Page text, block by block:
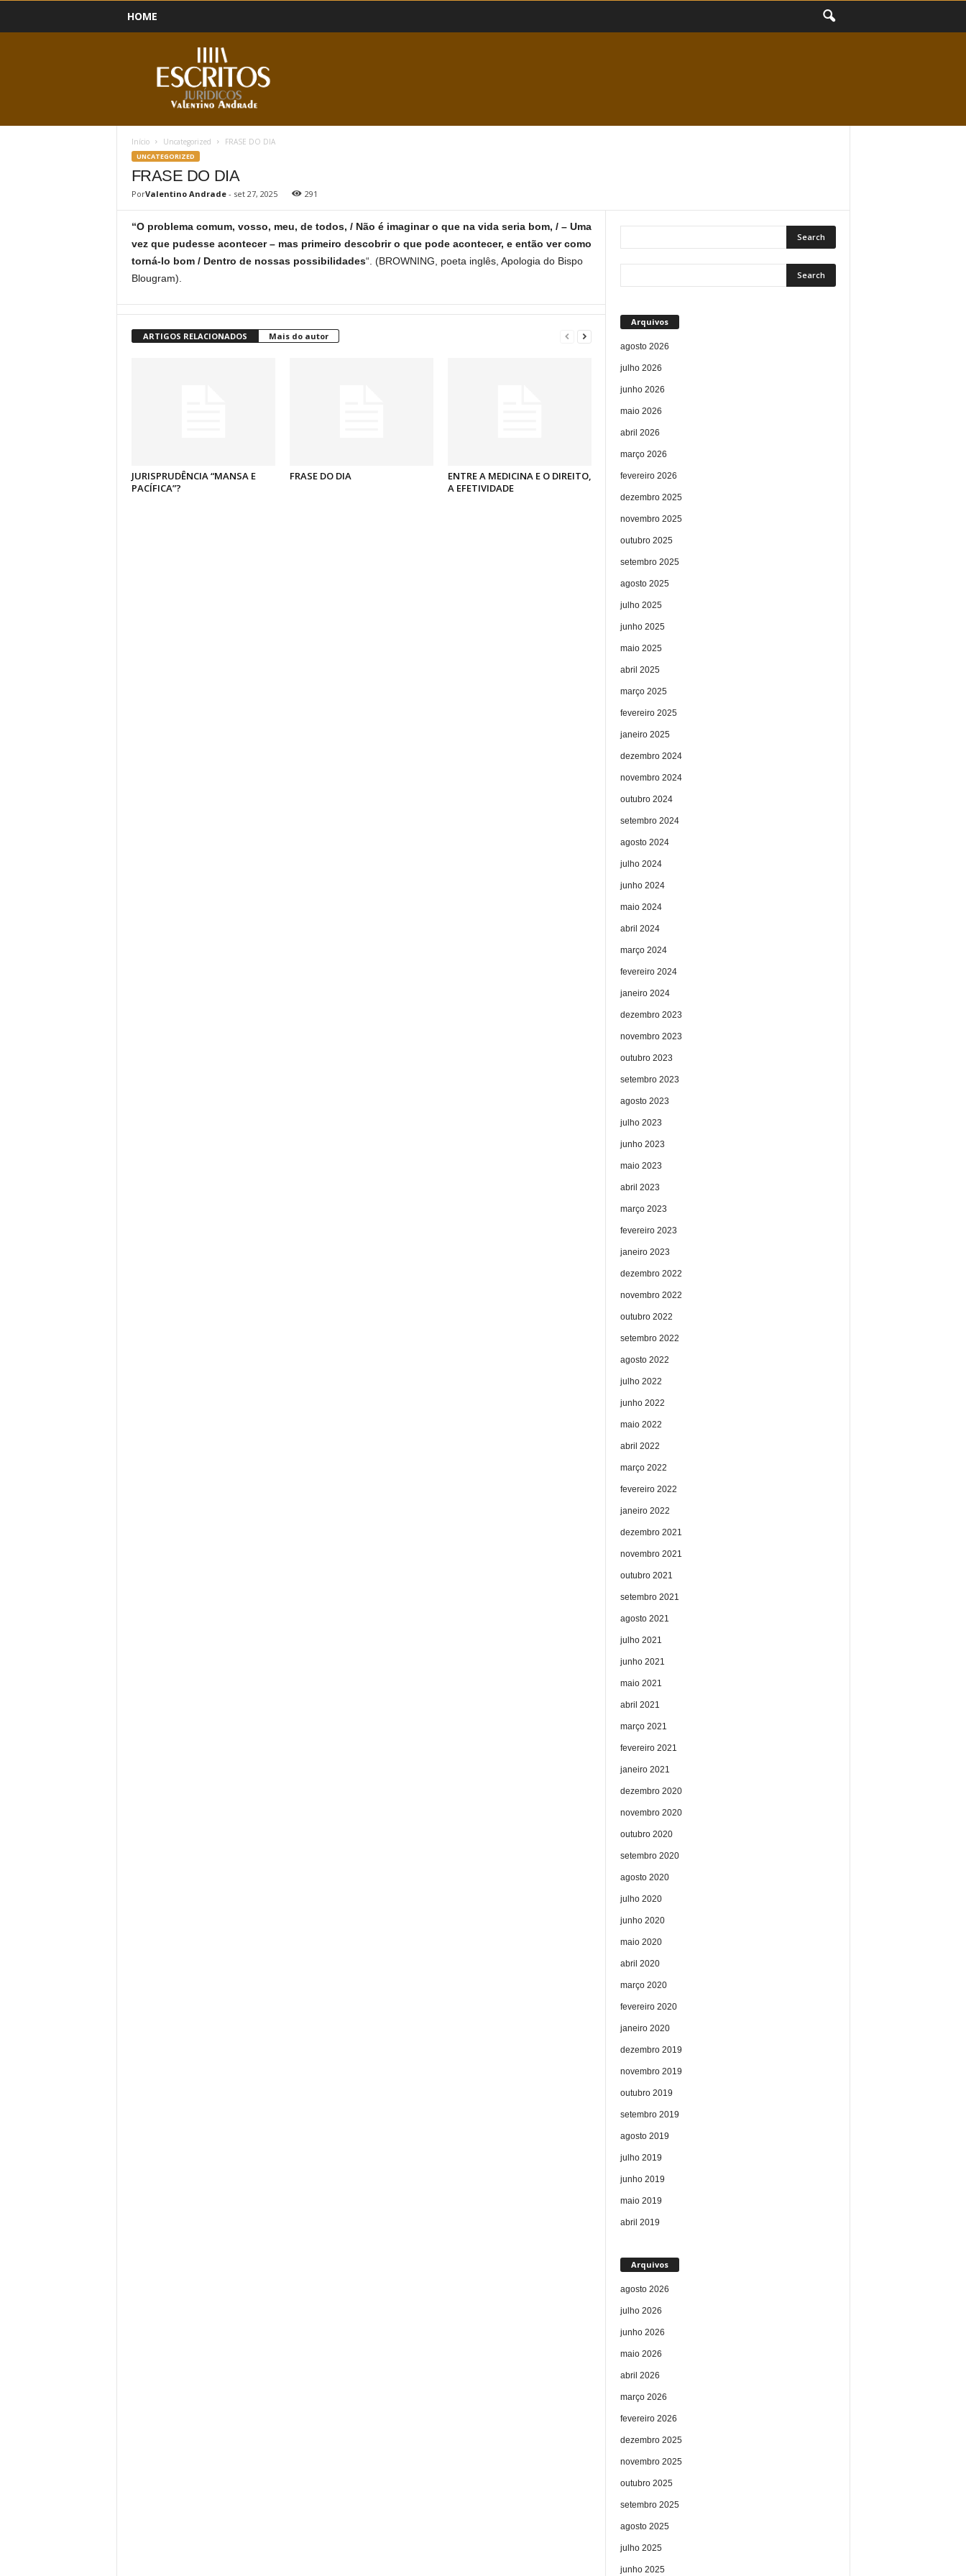
HOME
Início Uncategorized FRASE DO DIA
UNCATEGORIZED
FRASE DO DIA
PorValentino Andrade- set 27, 2025 291
“O problema comum, vosso, meu, de todos, / Não é imaginar o que na vida seria bom, / – Uma
vez que pudesse acontecer – mas primeiro descobrir o que pode acontecer, e então ver como
torná-lo bom / Dentro de nossas possibilidades“. (BROWNING, poeta inglês, Apologia do Bispo
Blougram).
ARTIGOS RELACIONADOS Mais do autor
JURISPRUDÊNCIA “MANSA E
PACÍFICA”?
FRASE DO DIA
ENTRE A MEDICINA E O DIREITO,
A EFETIVIDADE
Arquivos
agosto 2026
julho 2026
junho 2026
maio 2026
abril 2026
março 2026
fevereiro 2026
dezembro 2025
novembro 2025
outubro 2025
setembro 2025
agosto 2025
julho 2025
junho 2025
maio 2025
abril 2025
março 2025
fevereiro 2025
janeiro 2025
dezembro 2024
novembro 2024
outubro 2024
setembro 2024
agosto 2024
julho 2024
junho 2024
maio 2024
abril 2024
março 2024
fevereiro 2024
janeiro 2024
dezembro 2023
novembro 2023
outubro 2023
setembro 2023
agosto 2023
julho 2023
junho 2023
maio 2023
abril 2023
março 2023
fevereiro 2023
janeiro 2023
dezembro 2022
novembro 2022
outubro 2022
setembro 2022
agosto 2022
julho 2022
junho 2022
maio 2022
abril 2022
março 2022
fevereiro 2022
janeiro 2022
dezembro 2021
novembro 2021
outubro 2021
setembro 2021
agosto 2021
julho 2021
junho 2021
maio 2021
abril 2021
março 2021
fevereiro 2021
janeiro 2021
dezembro 2020
novembro 2020
outubro 2020
setembro 2020
agosto 2020
julho 2020
junho 2020
maio 2020
abril 2020
março 2020
fevereiro 2020
janeiro 2020
dezembro 2019
novembro 2019
outubro 2019
setembro 2019
agosto 2019
julho 2019
junho 2019
maio 2019
abril 2019
Arquivos
agosto 2026
julho 2026
junho 2026
maio 2026
abril 2026
março 2026
fevereiro 2026
dezembro 2025
novembro 2025
outubro 2025
setembro 2025
agosto 2025
julho 2025
junho 2025